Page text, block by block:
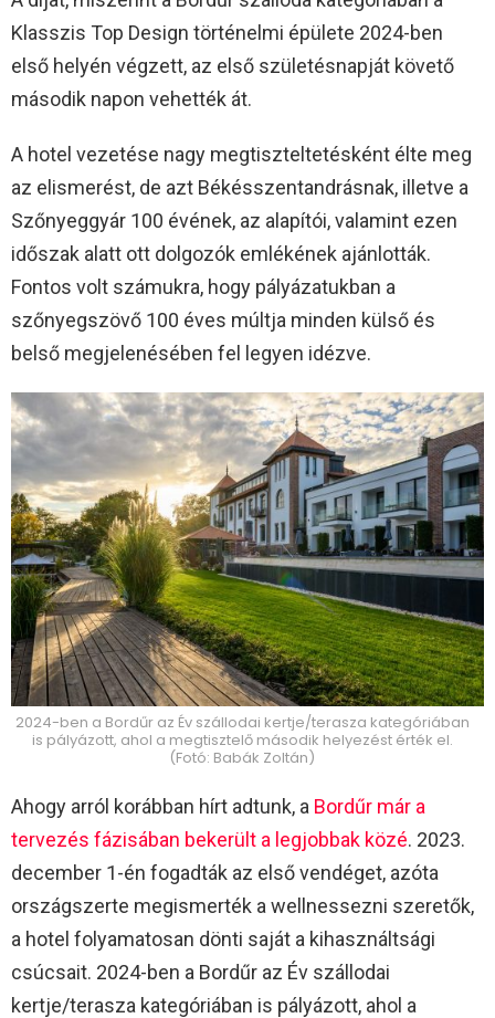
Klasszis Top Design történelmi épülete 2024-ben
első helyén végzett, az első születésnapját követő
második napon vehették át.
A hotel vezetése nagy megtiszteltetésként élte meg
az elismerést, de azt Békésszentandrásnak, illetve a
Szőnyeggyár 100 évének, az alapítói, valamint ezen
időszak alatt ott dolgozók emlékének ajánlották.
Fontos volt számukra, hogy pályázatukban a
szőnyegszövő 100 éves múltja minden külső és
belső megjelenésében fel legyen idézve.
2024-ben a Bordűr az Év szállodai kertje/terasza kategóriában
is pályázott, ahol a megtisztelő második helyezést érték el.
(Fotó: Babák Zoltán)
Ahogy arról korábban hírt adtunk, a Bordűr már a
tervezés fázisában bekerült a legjobbak közé. 2023.
december 1-én fogadták az első vendéget, azóta
országszerte megismerték a wellnessezni szeretők,
a hotel folyamatosan dönti saját a kihasználtsági
csúcsait. 2024-ben a Bordűr az Év szállodai
kertje/terasza kategóriában is pályázott, ahol a